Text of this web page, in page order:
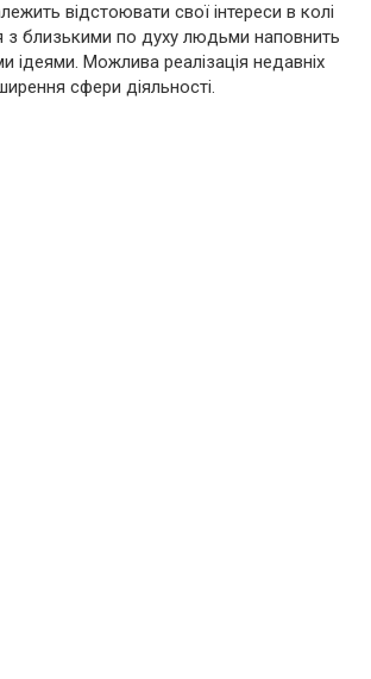
відстоювати свої інтереси в колі
з близькими по духу людьми наповнить
ідеями. Можлива реалізація недавніх
сфери діяльності.